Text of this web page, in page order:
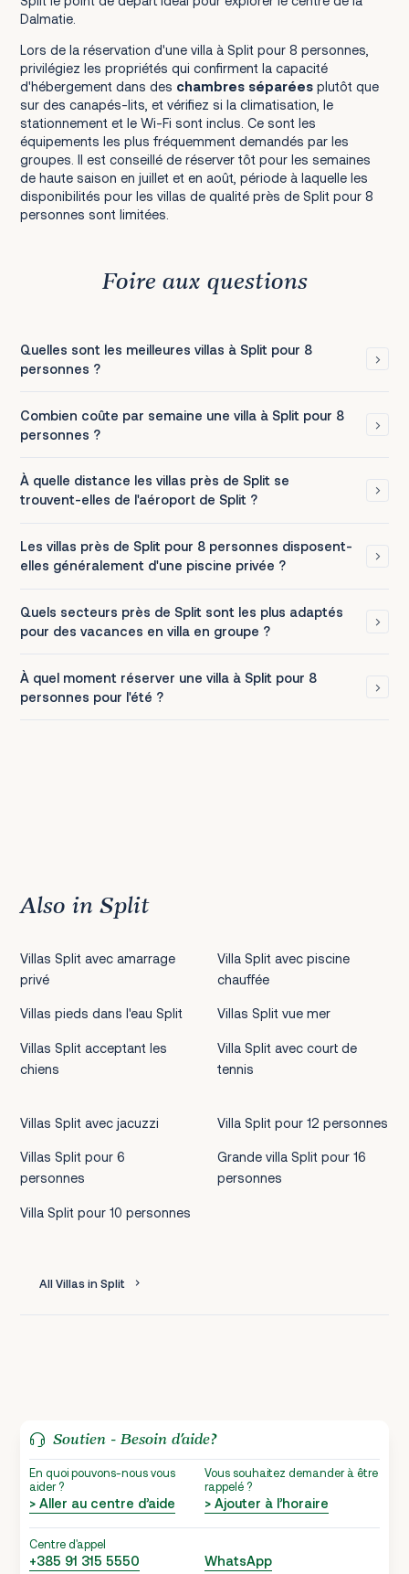
Dalmatie.
Lors de la réservation d'une villa à Split pour 8 personnes,
privilégiez les propriétés qui confirment la capacité
d'hébergement dans des chambres séparéesplutôt que
sur des canapés-lits, et vérifiez si la climatisation, le
stationnement et le Wi-Fi sont inclus. Ce sont les
équipements les plus fréquemment demandés par les
groupes. Il est conseillé de réserver tôt pour les semaines
de haute saison en juillet et en août, période à laquelle les
disponibilités pour les villas de qualité près de Split pour 8
personnes sont limitées.
Foire aux questions
Quelles sont les meilleures villas à Split pour 8
personnes ?
Combien coûte par semaine une villa à Split pour 8
personnes ?
À quelle distance les villas près de Split se
trouvent-elles de l'aéroport de Split ?
Les villas près de Split pour 8 personnes disposent-
elles généralement d'une piscine privée ?
Quels secteurs près de Split sont les plus adaptés
pour des vacances en villa en groupe ?
À quel moment réserver une villa à Split pour 8
personnes pour l'été ?
Also in Split
Villas Split avec amarrage
privé
Villas pieds dans l'eau Split
Villas Split acceptant les
chiens
Villa Split avec piscine
chauffée
Villas Split vue mer
Villa Split avec court de
tennis
Villas Split avec jacuzzi
Villas Split pour 6
personnes
Villa Split pour 10 personnes
Villa Split pour 12 personnes
Grande villa Split pour 16
personnes
All Villas in Split
Soutien - Besoin d’aide?
En quoi pouvons-nous vous
aider ?
> Aller au centre d’aide
Vous souhaitez demander à être
rappelé ?
> Ajouter à l’horaire
Centre d'appel
+385 91 315 5550 WhatsApp